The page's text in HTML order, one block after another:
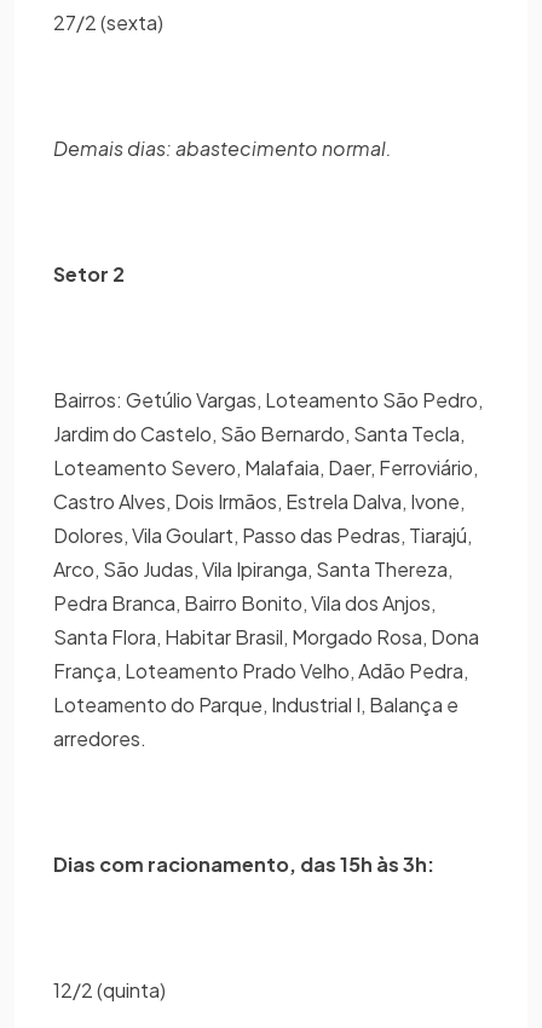
27/2 (sexta)
Demais dias: abastecimento normal.
Setor 2
Bairros: Getúlio Vargas, Loteamento São Pedro,
Jardim do Castelo, São Bernardo, Santa Tecla,
Loteamento Severo, Malafaia, Daer, Ferroviário,
Castro Alves, Dois Irmãos, Estrela Dalva, Ivone,
Dolores, Vila Goulart, Passo das Pedras, Tiarajú,
Arco, São Judas, Vila Ipiranga, Santa Thereza,
Pedra Branca, Bairro Bonito, Vila dos Anjos,
Santa Flora, Habitar Brasil, Morgado Rosa, Dona
França, Loteamento Prado Velho, Adão Pedra,
Loteamento do Parque, Industrial I, Balança e
arredores.
Dias com racionamento, das 15h às 3h:
12/2 (quinta)